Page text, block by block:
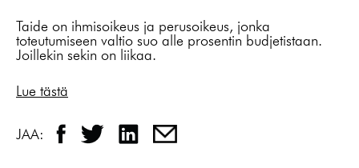
Taide on ihmisoikeus ja perusoikeus, jonka
toteutumiseen valtio suo alle prosentin budjetistaan.
Joillekin sekin on liikaa.
Lue tästä
JAA: